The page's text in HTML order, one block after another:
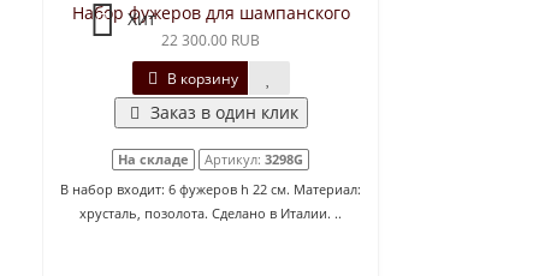
Хит
Набор фужеров для шампанского
22 300.00 RUB
В корзину
Заказ в один клик
На складе Артикул: 3298G
В набор входит: 6 фужеров h 22 см. Материал:
хрусталь, позолота. Сделано в Италии. ..